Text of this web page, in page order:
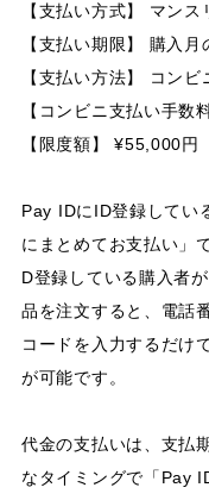
【支払い方式】 マン
【支払い期限】 購入
【支払い方法】 コンビ
【コンビニ支払い手数
【限度額】 ¥55,000円
Pay IDにID登録してい
にまとめてお支払い」
D登録している購入者
品を注文すると、電話
コードを入力するだけ
が可能です。
代金の支払いは、支払
なタイミングで「Pay